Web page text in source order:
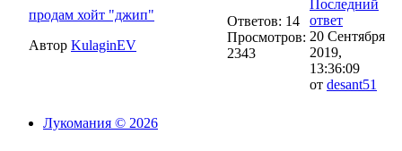
продам хойт "джип"
Автор KulaginEV
Ответов: 14
Просмотров:
2343
20 Сентября
2019,
13:36:09
от desant51
Лукомания © 2026